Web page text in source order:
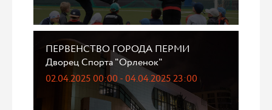
ПЕРВЕНСТВО ГОРОДА ПЕРМИ
Дворец Спорта "Орленок"
02.04.2025 00:00 - 04.04.2025 23:00